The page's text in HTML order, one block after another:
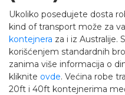
Ukoliko posedujete dosta
kind of transport može za
kontejnera za i iz Australije.
korišćenjem standardnih
zanima više informacija o
kliknite ovde. Većina robe
20ft i 40ft kontejnerima